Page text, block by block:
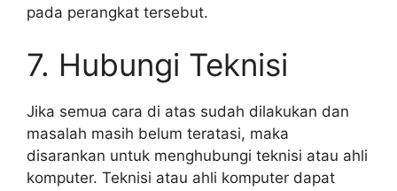
pada perangkat tersebut.
7. Hubungi Teknisi
Jika semua cara di atas sudah dilakukan dan
masalah masih belum teratasi, maka
disarankan untuk menghubungi teknisi atau ahli
komputer. Teknisi atau ahli komputer dapat